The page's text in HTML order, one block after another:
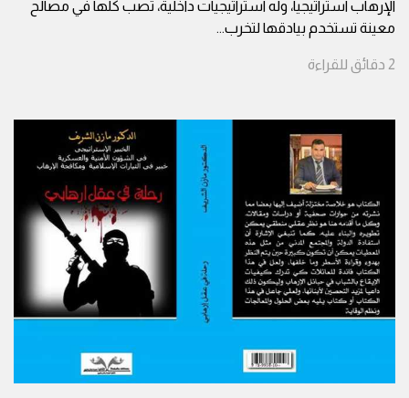
الإرهاب استراتيجيا، وله استراتيجيات داخلية، تصب كلها في مصالح
معينة تستخدم بيادقها لتخرب...
2 دقائق للقراءة